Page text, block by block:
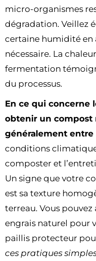
micro-organismes
dégradation. Veillez
certaine humidité en
nécessaire. La
fermentation
du processus.
En ce qui concerne
obtenir un compost
généralement entre
conditions
composter et
Un signe que votre
est sa texture
terreau. Vous
engrais naturel pour
paillis protecteur
ces pratiques